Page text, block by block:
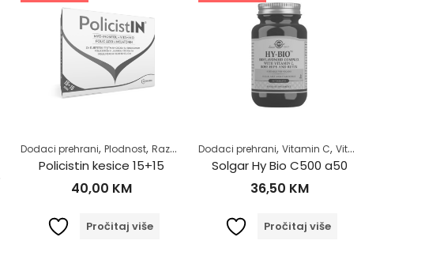
Superhrana,Za vegane i vegetarijance Zdrav život
Samoliječenje ,
Dodaci prehrani, Plodnost, Razno Samoliječenje,Za vegane i vegetarijance
Policistin kesice 15+15
40,00 KM
Pročitaj više
Dodaci prehrani, Vitamin C, Vitamini i minerali
Solgar Hy Bio C500 a50
36,50 KM
Pročitaj više